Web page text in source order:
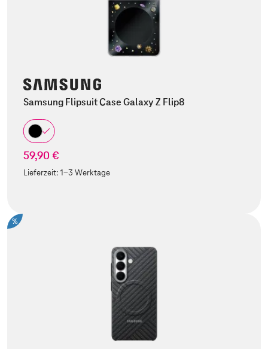
Samsung Flipsuit Case Galaxy Z Flip8
59,90 €
Lieferzeit:1-3 Werktage
%